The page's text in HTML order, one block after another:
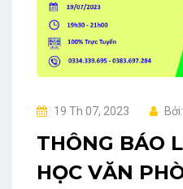
19 Th 07, 2023
THÔNG BÁO
HỌC VĂN